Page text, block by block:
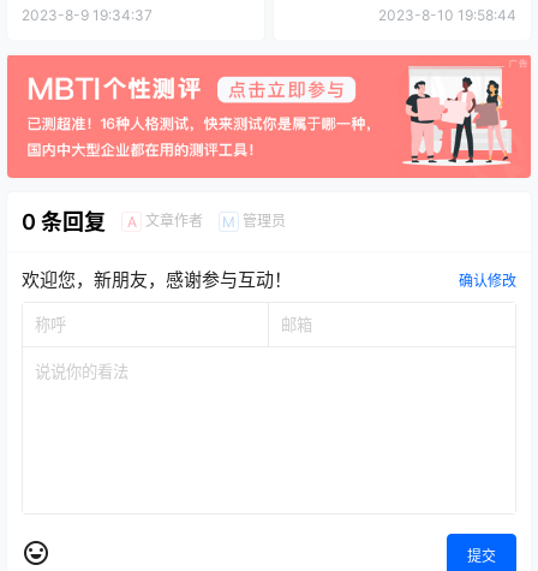
2023-8-9 19:34:37 2023-8-10 19:58:44
0 条回复 A 文章作者 M 管理员
欢迎您，新朋友，感谢参与互动！ 确认修改
提交